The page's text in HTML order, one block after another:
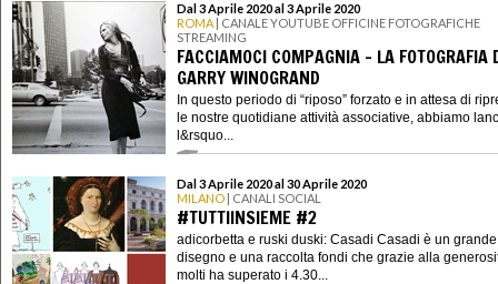
Dal 3 Aprile 2020 al 3 Aprile 2020
ROMA | CANALE YOUTUBE OFFICINE FOTOGRAFICHE
STREAMING
FACCIAMOCI COMPAGNIA - LA FOTOGRAFIA
GARRY WINOGRAND
In questo periodo di “riposo” forzato e in attesa di
le nostre quotidiane attività associative, abbiamo
l&rsquo...
Dal 3 Aprile 2020 al 30 Aprile 2020
MILANO | CANALI SOCIAL
#TUTTIINSIEME #2
adicorbetta e ruski duski: Casadi Casadi è un grande
disegno e una raccolta fondi che grazie alla
molti ha superato i 4.30...